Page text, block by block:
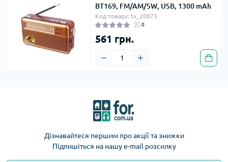
BT169, FM/AM/SW, USB, 1300 mAh
Код товару: tx_20873
0
561 грн.
Дізнавайтеся першим про акції та знижки
Підпишіться на нашу e-mail розсилку